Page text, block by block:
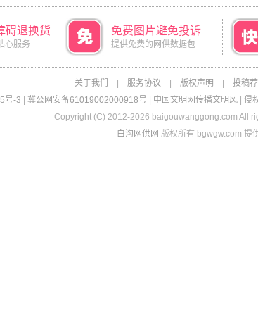
碍退换货
心服务
免费图片避免投诉
提供免费的网供数据包
关于我们 服务协议 版权声明 投稿
号-3
冀公网安备61019002000918号 中国文明网传播文明风| 侵
Copyright (C) 2012-2026 baigouwanggong.com All
白沟网供网 版权所有 bgwgw.com 提